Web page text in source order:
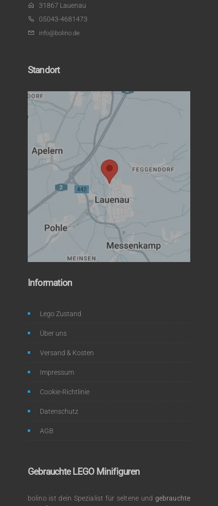
31867 Lauenau
05043-4681473
info@bolino.de
Standort
Information
Lego Zustand
Über uns
Versand & Kosten
Impressum
Cookie-Richtlinie
Datenschutz
AGB
Gebrauchte LEGO Minifiguren
bolino ist dein Spezialist für seltene und gebrauchte